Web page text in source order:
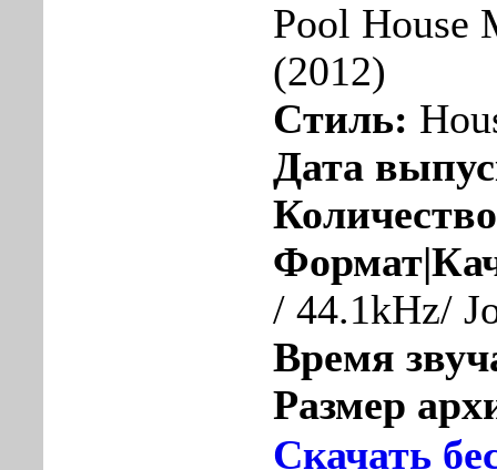
Pool House
(2012)
Стиль:
Дата
/ 44.1kHz/
Время
Размер
Скачать